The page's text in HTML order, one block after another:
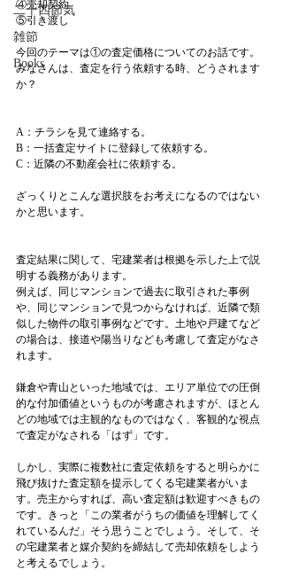
二十四節気
雑節
Books
④売却契約
⑤引き渡し
今回のテーマは①の査定価格についてのお話です。
みなさんは、査定を行う依頼する時、どうされます
か？
A：チラシを見て連絡する。
B：一括査定サイトに登録して依頼する。
C：近隣の不動産会社に依頼する。
ざっくりとこんな選択肢をお考えになるのではない
かと思います。
査定結果に関して、宅建業者は根拠を示した上で説
明する義務があります。
例えば、同じマンションで過去に取引された事例
や、同じマンションで見つからなければ、近隣で類
似した物件の取引事例などです。土地や戸建てなど
の場合は、接道や陽当りなども考慮して査定がなさ
れます。
鎌倉や青山といった地域では、エリア単位での圧倒
的な付加価値というものが考慮されますが、ほとん
どの地域では主観的なものではなく、客観的な視点
で査定がなされる「はず」です。
しかし、実際に複数社に査定依頼をすると明らかに
飛び抜けた査定額を提示してくる宅建業者がいま
す。売主からすれば、高い査定額は歓迎すべきもの
です。きっと「この業者がうちの価値を理解してく
れているんだ」そう思うことでしょう。そして、そ
の宅建業者と媒介契約を締結して売却依頼をしよう
と考えるでしょう。